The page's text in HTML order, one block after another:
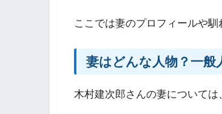
ここでは妻のプロフィールや馴
妻はどんな人物？一般
木村建次郎さんの妻については